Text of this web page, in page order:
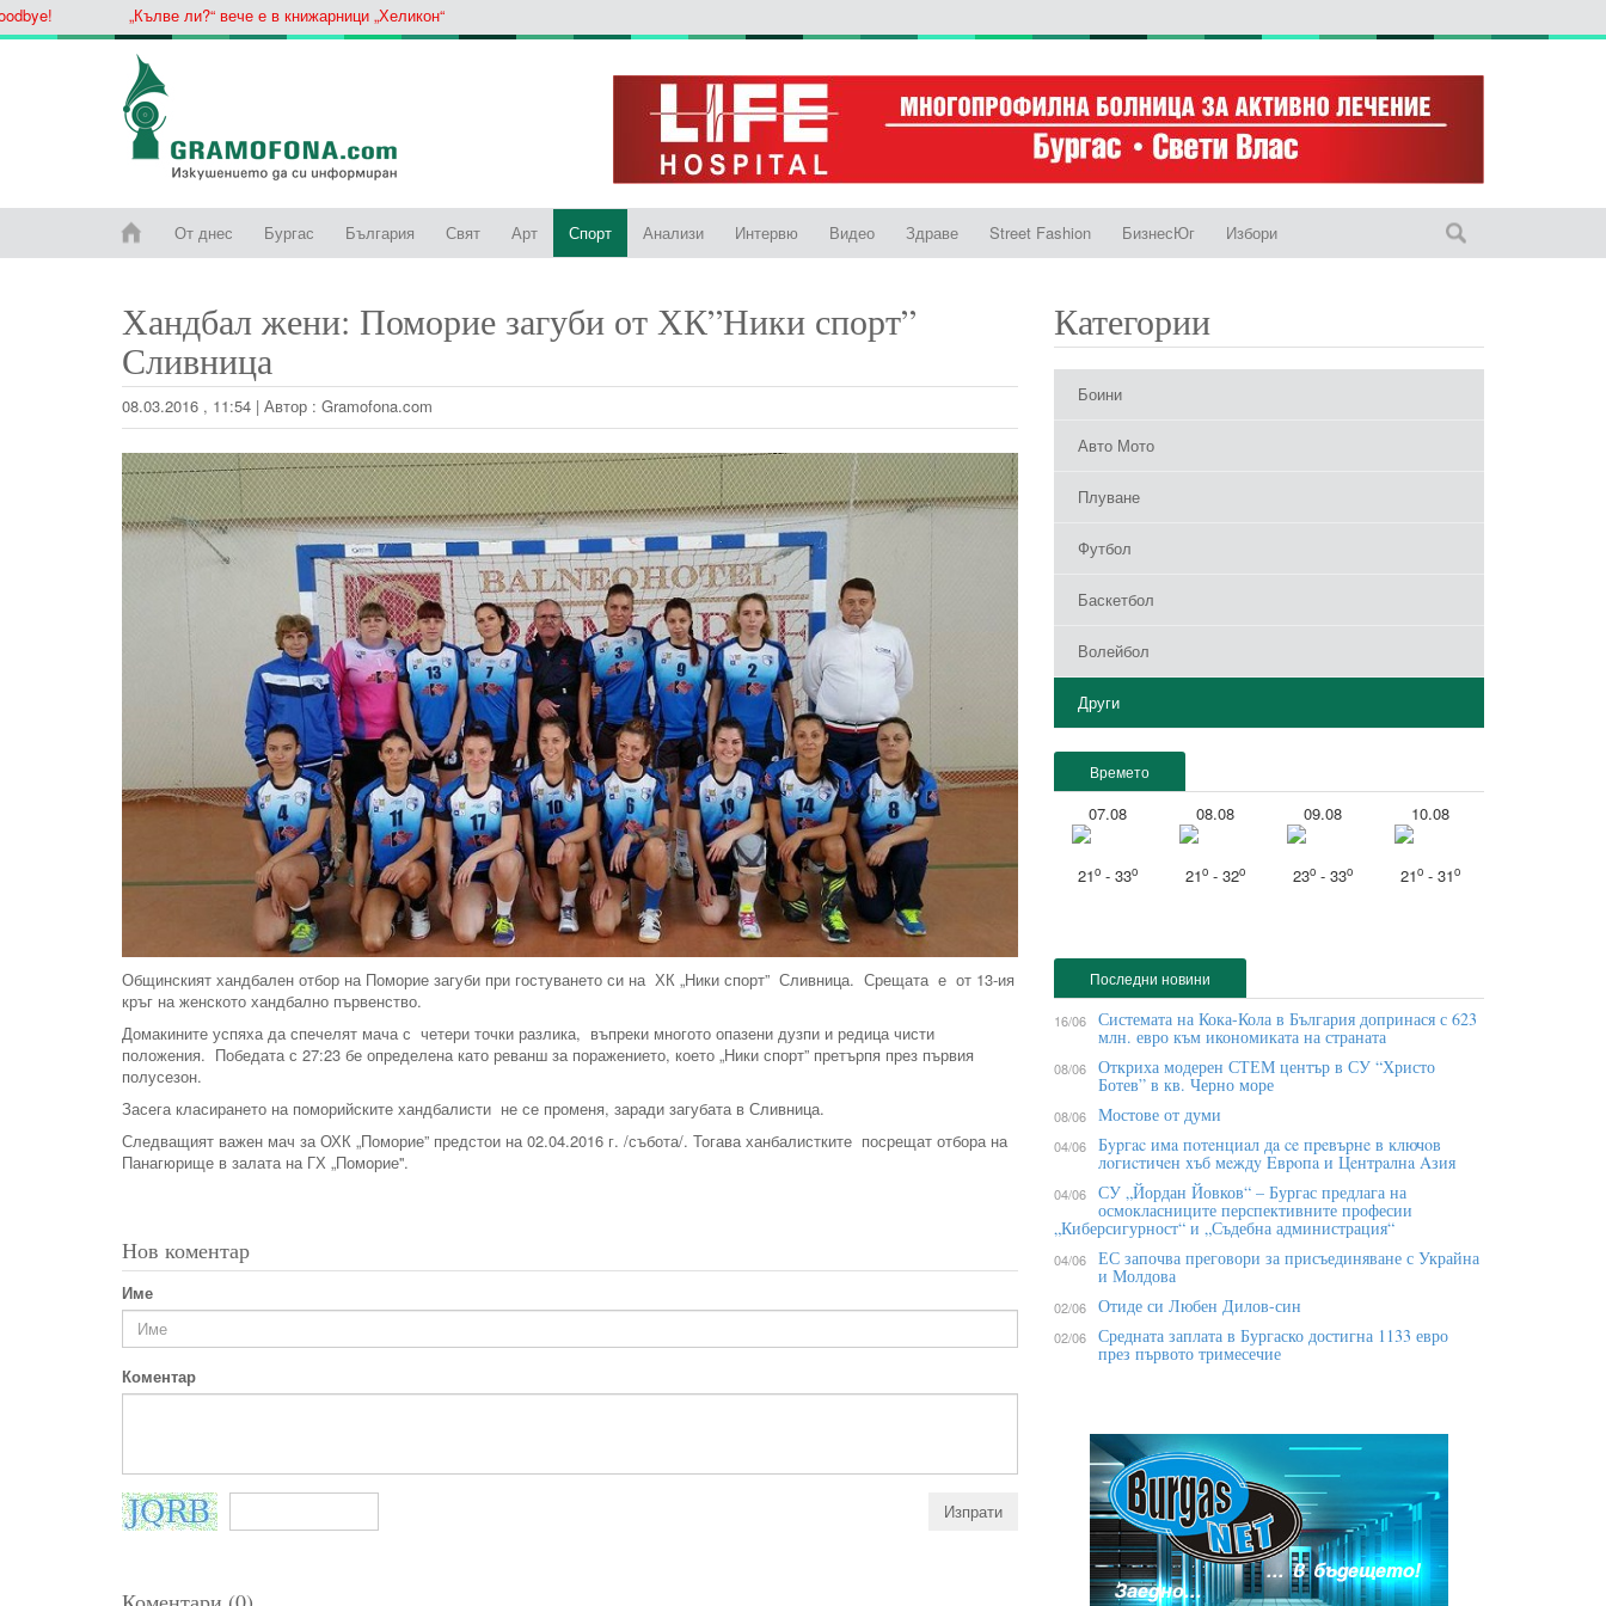
„Кълве ли?“ вече е в книжарници „Хеликон“
От днес Бургас България Свят Арт Спорт Анализи Интервю Видео Здраве Street Fashion БизнесЮг Избори
Хандбал жени: Поморие загуби от ХК”Ники спорт”
Сливница
08.03.2016 , 11:54 | Автор : Gramofona.com
Общинският хандбален отбор на Поморие загуби при гостуването си на ХК „Ники спорт” Сливница. Срещата е от 13-ия
кръг на женското хандбално първенство.
Домакините успяха да спечелят мача с четери точки разлика, въпреки многото опазени дузпи и редица чисти
положения. Победата с 27:23 бе определена като реванш за поражението, което „Ники спорт” претърпя през първия
полусезон.
Засега класирането на поморийските хандбалисти не се променя, заради загубата в Сливница.
Следващият важен мач за ОХК „Поморие” предстои на 02.04.2016 г. /събота/. Тогава ханбалистките посрещат отбора на
Панагюрище в залата на ГХ „Поморие''.
Нов коментар
Име
Коментар
Категории
Боини
Авто Мото
Плуване
Футбол
Баскетбол
Волейбол
Други
Времето
07.08
21o - 33o
08.08
21o - 32o
09.08
23o - 33o
10.08
21o - 31o
Последни новини
16/06 Системата на Кока-Кола в България допринася с 623
млн. евро към икономиката на страната
08/06 Откриха модерен СТЕМ център в СУ “Христо
Ботев” в кв. Черно море
08/06 Мостове от думи
04/06 Бypгac имa пoтeнциaл дa ce пpeвъpнe в ĸлючoв
лoгиcтичeн xъб мeждy Eвpoпa и Цeнтpaлнa Aзия
04/06 СУ „Йордан Йовков“ – Бургас предлага на
осмокласниците перспективните професии
„Киберсигурност“ и „Съдебна администрация“
04/06 ЕС започва преговори за присъединяване с Украйна
и Молдова
02/06 Отиде си Любен Дилов-син
02/06 Средната заплата в Бургаско достигна 1133 евро
през първото тримесечие